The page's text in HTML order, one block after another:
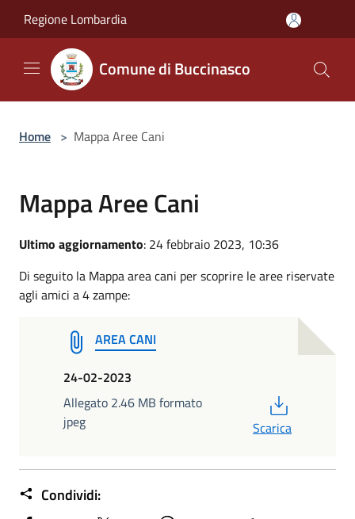
Regione Lombardia
Comune di Buccinasco
Home > Mappa Aree Cani
Mappa Aree Cani
Ultimo aggiornamento: 24 febbraio 2023, 10:36
Di seguito la Mappa area cani per scoprire le aree riservate
agli amici a 4 zampe:
AREA CANI
24-02-2023
Allegato 2.46 MB formato
jpeg
Scarica
Condividi: